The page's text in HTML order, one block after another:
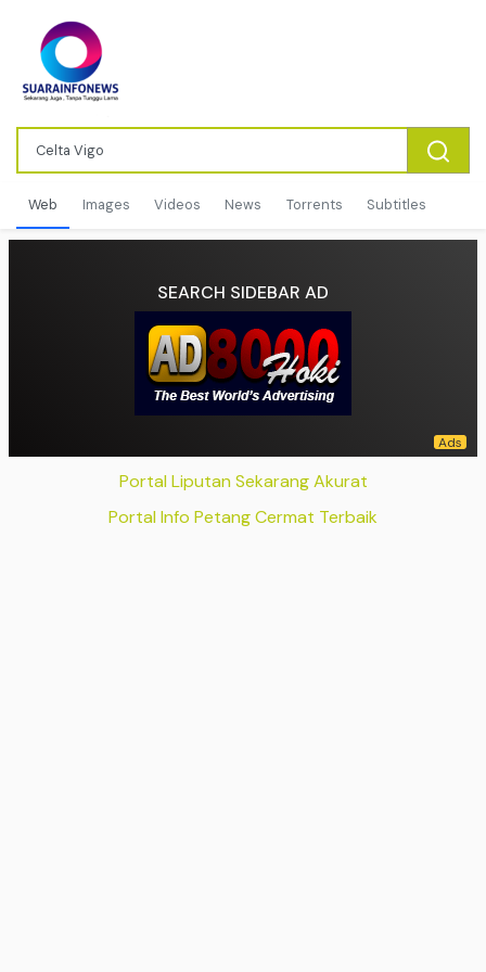
Web Images Videos News Torrents Subtitles
SEARCH SIDEBAR AD
Portal Liputan Sekarang Akurat
Portal Info Petang Cermat Terbaik